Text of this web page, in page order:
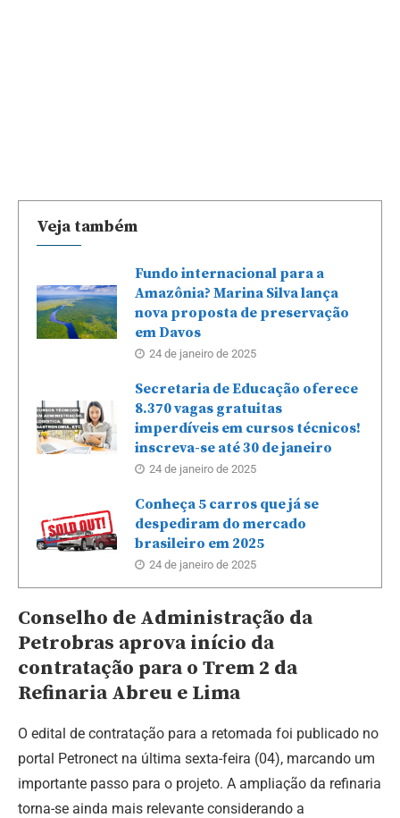
Veja também
Fundo internacional para a
Amazônia? Marina Silva lança
nova proposta de preservação
em Davos
24 de janeiro de 2025
Secretaria de Educação oferece
8.370 vagas gratuitas
imperdíveis em cursos técnicos!
inscreva-se até 30 de janeiro
24 de janeiro de 2025
Conheça 5 carros que já se
despediram do mercado
brasileiro em 2025
24 de janeiro de 2025
Conselho de Administração da
Petrobras aprova início da
contratação para o Trem 2 da
Refinaria Abreu e Lima
O edital de contratação para a retomada foi publicado no
portal Petronect na última sexta-feira (04), marcando um
importante passo para o projeto. A ampliação da refinaria
torna-se ainda mais relevante considerando a